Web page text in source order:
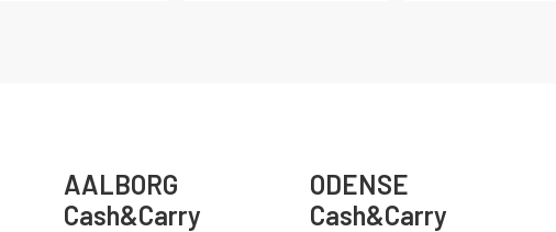
AALBORG
Cash&Carry
ODENSE
Cash&Carry